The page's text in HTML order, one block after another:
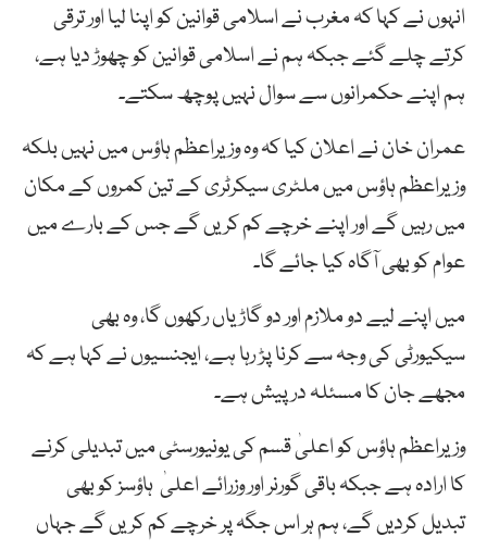
انہوں نے کہا کہ مغرب نے اسلامی قوانین کو اپنا لیا اور ترقی
کرتے چلے گئے جبکہ ہم نے اسلامی قوانین کو چھوڑ دیا ہے،
ہم اپنے حکمرانوں سے سوال نہیں پوچھ سکتے۔
عمران خان نے اعلان کیا کہ وہ وزیراعظم ہاؤس میں نہیں بلکہ
وزیراعظم ہاؤس میں ملٹری سیکرٹری کے تین کمروں کے مکان
میں رہیں گے اور اپنے خرچے کم کریں گے جس کے بارے میں
عوام کو بھی آگاہ کیا جائے گا۔
میں اپنے لیے دو ملازم اور دو گاڑیاں رکھوں گا، وہ بھی
سیکیورٹی کی وجہ سے کرنا پڑ رہا ہے، ایجنسیوں نے کہا ہے کہ
مجھے جان کا مسئلہ درپیش ہے۔
وزیراعظم ہاؤس کو اعلیٰ قسم کی یونیورسٹی میں تبدیلی کرنے
کا ارادہ ہے جبکہ باقی گورنر اور وزرائے اعلیٰ ہاؤسز کو بھی
تبدیل کردیں گے، ہم ہر اس جگہ پر خرچے کم کریں گے جہاں